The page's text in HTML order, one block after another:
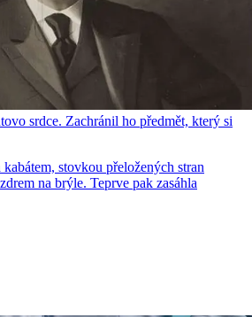
srdce. Zachránil ho předmět, který si
stovkou přeložených stran
na brýle. Teprve pak zasáhla